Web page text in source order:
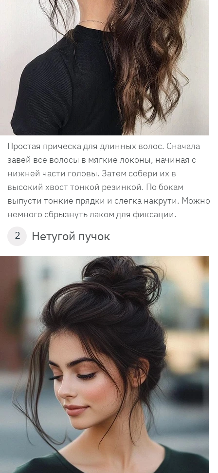
Простая прическа для длинных волос. Сначала
завей все волосы в мягкие локоны, начиная с
нижней части головы. Затем собери их в
высокий хвост тонкой резинкой. По бокам
выпусти тонкие прядки и слегка накрути. Можно
немного сбрызнуть лаком для фиксации.
2 Нетугой пучок